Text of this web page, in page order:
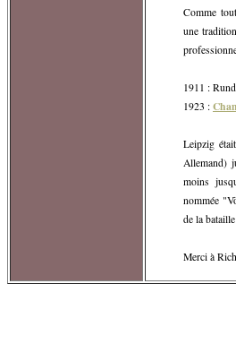
Comme
une
1911 :
1923 :
Leipzig
Allemand)
moins
nommée
de la
Merci à